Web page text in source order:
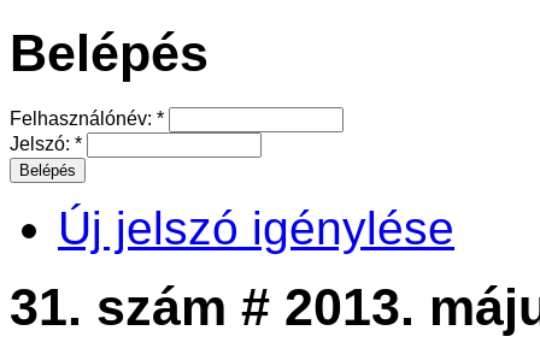
Belépés
Felhasználónév: *
Jelszó: *
Új jelszó igénylése
31. szám # 2013.